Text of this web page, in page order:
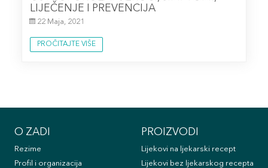
LIJEČENJE I PREVENCIJA
22 Maja, 2021
PROČITAJTE VIŠE
O ZADI
Rezime
Profil i organizacija
PROIZVODI
Lijekovi na ljekarski recept
Lijekovi bez ljekarskog recepta